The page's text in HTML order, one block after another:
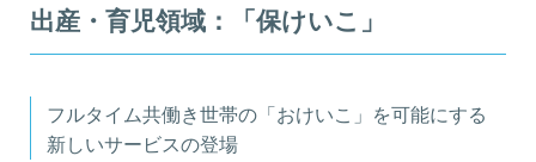
出産・育児領域：「保けいこ」
フルタイム共働き世帯の「おけいこ」を可能にする
新しいサービスの登場